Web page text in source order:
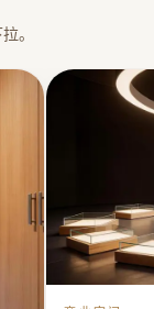
设计事务
际装饰，深
设计事务
和全国多家优
制家具工
年转型高
牌 制作标
业团队，木
平方米，年
园，敏捷，恒
。